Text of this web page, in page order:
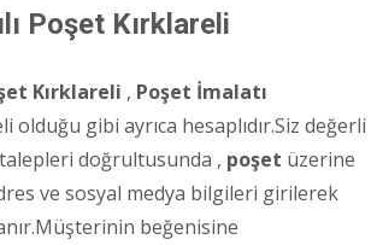
Poşet Kırklareli
Kırklareli , Poşet İmalatı
olduğu gibi ayrıca hesaplıdır.Siz değerli
doğrultusunda , poşet üzerine
ve sosyal medya bilgileri girilerek
beğenisine